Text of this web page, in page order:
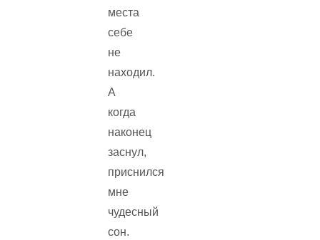
места
себе
не
находил.
А
когда
наконец
заснул,
приснился
мне
чудесный
сон.